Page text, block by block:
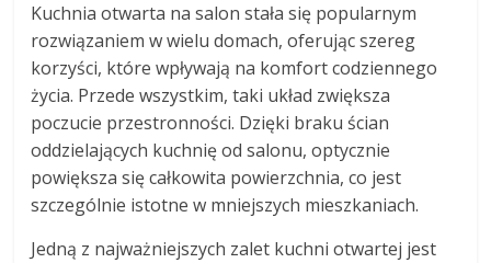
Kuchnia otwarta na salon stała się popularnym
rozwiązaniem w wielu domach, oferując szereg
korzyści, które wpływają na komfort codziennego
życia. Przede wszystkim, taki układ zwiększa
poczucie przestronności. Dzięki braku ścian
oddzielających kuchnię od salonu, optycznie
powiększa się całkowita powierzchnia, co jest
szczególnie istotne w mniejszych mieszkaniach.
Jedną z najważniejszych zalet kuchni otwartej jest